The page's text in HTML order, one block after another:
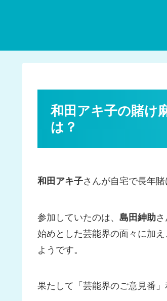
和田アキ子の賭け
は？
和田アキ子さんが自宅で長年
参加していたのは、 島田紳助さ
始めとした芸能界の面々に加
ようです。
果たして「芸能界のご意見番